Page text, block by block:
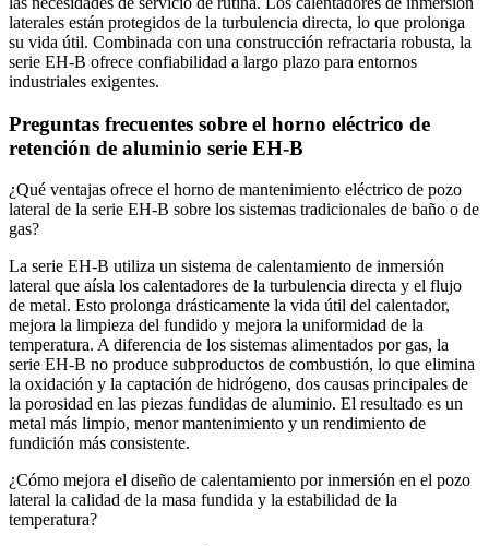
laterales están protegidos de la turbulencia directa, lo que prolonga
su vida útil. Combinada con una construcción refractaria robusta, la
serie EH‑B ofrece confiabilidad a largo plazo para entornos
industriales exigentes.
Preguntas frecuentes sobre el horno eléctrico de
retención de aluminio serie EH-B
¿Qué ventajas ofrece el horno de mantenimiento eléctrico de pozo
lateral de la serie EH-B sobre los sistemas tradicionales de baño o de
gas?
La serie EH‑B utiliza un sistema de calentamiento de inmersión
lateral que aísla los calentadores de la turbulencia directa y el flujo
de metal. Esto prolonga drásticamente la vida útil del calentador,
mejora la limpieza del fundido y mejora la uniformidad de la
temperatura. A diferencia de los sistemas alimentados por gas, la
serie EH-B no produce subproductos de combustión, lo que elimina
la oxidación y la captación de hidrógeno, dos causas principales de
la porosidad en las piezas fundidas de aluminio. El resultado es un
metal más limpio, menor mantenimiento y un rendimiento de
fundición más consistente.
¿Cómo mejora el diseño de calentamiento por inmersión en el pozo
lateral la calidad de la masa fundida y la estabilidad de la
temperatura?